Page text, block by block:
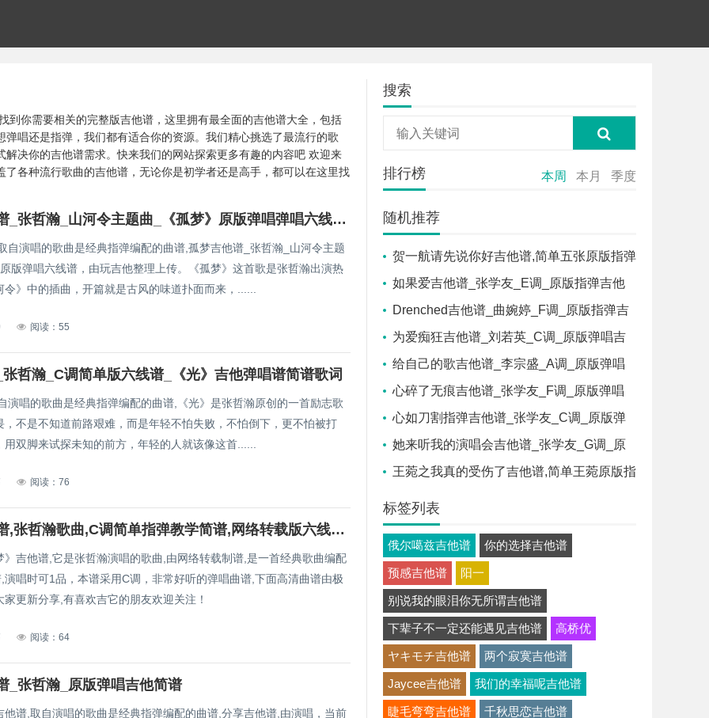
到你需要相关的完整版吉他谱，这里拥有最全面的吉他谱大全，包括
唱还是指弹，我们都有适合你的资源。我们精心挑选了最流行的歌
决你的吉他谱需求。快来我们的网站探索更多有趣的内容吧 欢迎来
各种流行歌曲的吉他谱，无论你是初学者还是高手，都可以在这里找
孤梦吉他谱_张哲瀚_山河令主题曲_《孤梦》原版弹唱弹唱六线谱简谱歌词
自演唱的歌曲是经典指弹编配的曲谱,孤梦吉他谱_张哲瀚_山河令主题
版弹唱六线谱，由玩吉他整理上传。《孤梦》这首歌是张哲瀚出演热
令》中的插曲，开篇就是古风的味道扑面而来，......
阅读：55
哲瀚_C调简单版六线谱_《光》吉他弹唱谱简谱歌词
演唱的歌曲是经典指弹编配的曲谱,《光》是张哲瀚原创的一首励志歌
，不是不知道前路艰难，而是年轻不怕失败，不怕倒下，更不怕被打
用双脚来试探未知的前方，年轻的人就该像这首......
阅读：76
孤梦吉他谱,张哲瀚歌曲,C调简单指弹教学简谱,网络转载版六线谱图片
》吉他谱,它是张哲瀚演唱的歌曲,由网络转载制谱,是一首经典歌曲编配
演唱时可1品，本谱采用C调，非常好听的弹唱曲谱,下面高清曲谱由极
家更新分享,有喜欢吉它的朋友欢迎关注！
阅读：64
_张哲瀚_原版弹唱吉他简谱
他谱,取自演唱的歌曲是经典指弹编配的曲谱,分享吉他谱,由演唱，当前
搜索
排行榜 本周 本月 季度
随机推荐
贺一航请先说你好吉他谱,简单五张原版指弹
曲谱,贺一航高清六线乐谱
如果爱吉他谱_张学友_E调_原版指弹吉他
简谱Drenched吉他谱_曲婉婷_F调_原版指弹吉
他简谱
为爱痴狂吉他谱_刘若英_C调_原版弹唱吉
他简谱
给自己的歌吉他谱_李宗盛_A调_原版弹唱
吉他简谱
心碎了无痕吉他谱_张学友_F调_原版弹唱
吉他简谱
心如刀割指弹吉他谱_张学友_C调_原版弹
唱吉他简谱
她来听我的演唱会吉他谱_张学友_G调_原
版弹唱吉他简谱
王菀之我真的受伤了吉他谱,简单王菀原版指
弹曲谱,王菀之高清六线乐谱
标签列表
俄尔噶兹吉他谱 你的选择吉他谱
预感吉他谱 阳一
别说我的眼泪你无所谓吉他谱
下辈子不一定还能遇见吉他谱 高桥优
ヤキモチ吉他谱 两个寂寞吉他谱
Jaycee吉他谱 我们的幸福呢吉他谱
睫毛弯弯吉他谱 千秋思恋吉他谱